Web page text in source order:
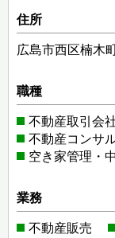
住所
広島市西区楠木
職種
不動産取引会
不動産コンサ
空き家管理・
業務
不動産販売